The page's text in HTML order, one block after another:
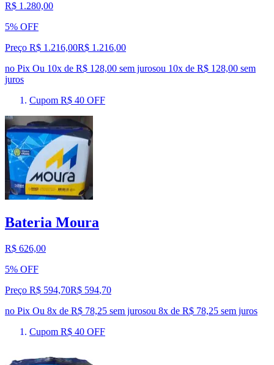
R$ 1.280,00
5% OFF
Preço R$ 1.216,00R$ 1.216,00
no Pix Ou 10x de R$ 128,00 sem jurosou 10x de R$ 128,00 sem
juros
Cupom R$ 40 OFF
Bateria Moura
R$ 626,00
5% OFF
Preço R$ 594,70R$ 594,70
no Pix Ou 8x de R$ 78,25 sem jurosou 8x de R$ 78,25 sem juros
Cupom R$ 40 OFF